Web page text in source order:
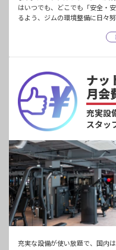
はいつでも、どこでも「安全・
るよう、ジムの環境整備に日々努
ナッ
月会
充実設
スタッ
充実な設備が使い放題で、国内